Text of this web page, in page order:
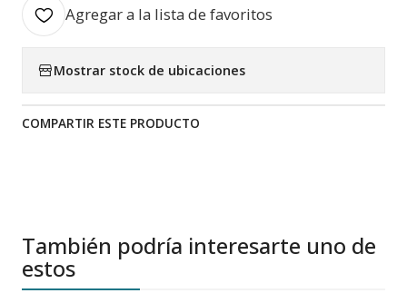
Agregar a la lista de favoritos
Mostrar stock de ubicaciones
COMPARTIR ESTE PRODUCTO
También podría interesarte uno de
estos